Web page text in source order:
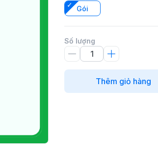
Gói
Số lượng
Thêm giỏ hàng